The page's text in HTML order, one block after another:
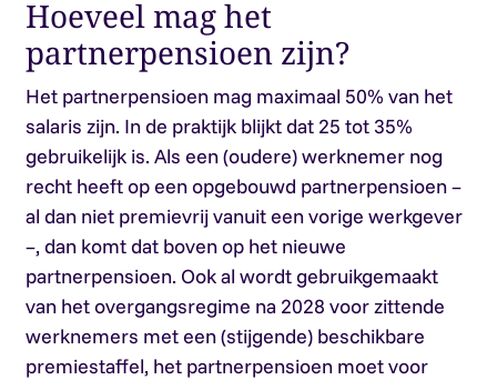
Hoeveel mag het
partnerpensioen zijn?
Het partnerpensioen mag maximaal 50% van het
salaris zijn. In de praktijk blijkt dat 25 tot 35%
gebruikelijk is. Als een (oudere) werknemer nog
recht heeft op een opgebouwd partnerpensioen –
al dan niet premievrij vanuit een vorige werkgever
–, dan komt dat boven op het nieuwe
partnerpensioen. Ook al wordt gebruikgemaakt
van het overgangsregime na 2028 voor zittende
werknemers met een (stijgende) beschikbare
premiestaffel, het partnerpensioen moet voor